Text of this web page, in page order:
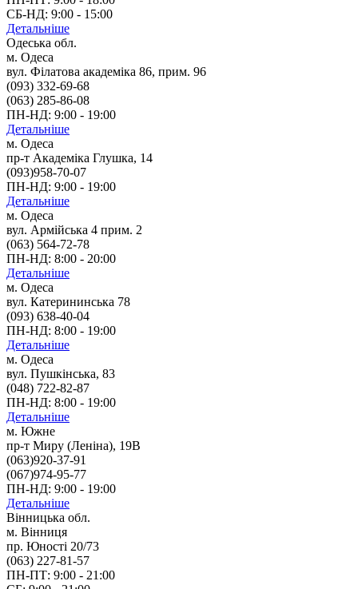
СБ-НД: 9:00 - 15:00
Детальніше
Одеська обл.
м. Одеса
вул. Філатова академіка 86, прим. 96
(093) 332-69-68
(063) 285-86-08
ПН-НД: 9:00 - 19:00
Детальніше
м. Одеса
пр-т Академіка Глушка, 14
(093)958-70-07
ПН-НД: 9:00 - 19:00
Детальніше
м. Одеса
вул. Армійська 4 прим. 2
(063) 564-72-78
ПН-НД: 8:00 - 20:00
Детальніше
м. Одеса
вул. Катерининська 78
(093) 638-40-04
ПН-НД: 8:00 - 19:00
Детальніше
м. Одеса
вул. Пушкінська, 83
(048) 722-82-87
ПН-НД: 8:00 - 19:00
Детальніше
м. Южне
пр-т Миру (Леніна), 19В
(063)920-37-91
(067)974-95-77
ПН-НД: 9:00 - 19:00
Детальніше
Вінницька обл.
м. Вінниця
пр. Юності 20/73
(063) 227-81-57
ПН-ПТ: 9:00 - 21:00